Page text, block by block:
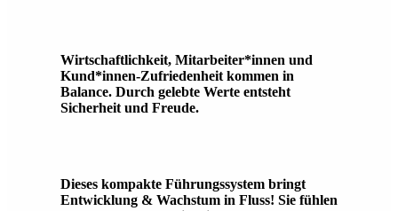
Wirtschaftlichkeit, Mitarbeiter*innen und
Kund*innen-Zufriedenheit kommen in
Balance. Durch gelebte Werte entsteht
Sicherheit und Freude.
Dieses kompakte Führungssystem bringt
Entwicklung & Wachstum in Fluss! Sie fühlen